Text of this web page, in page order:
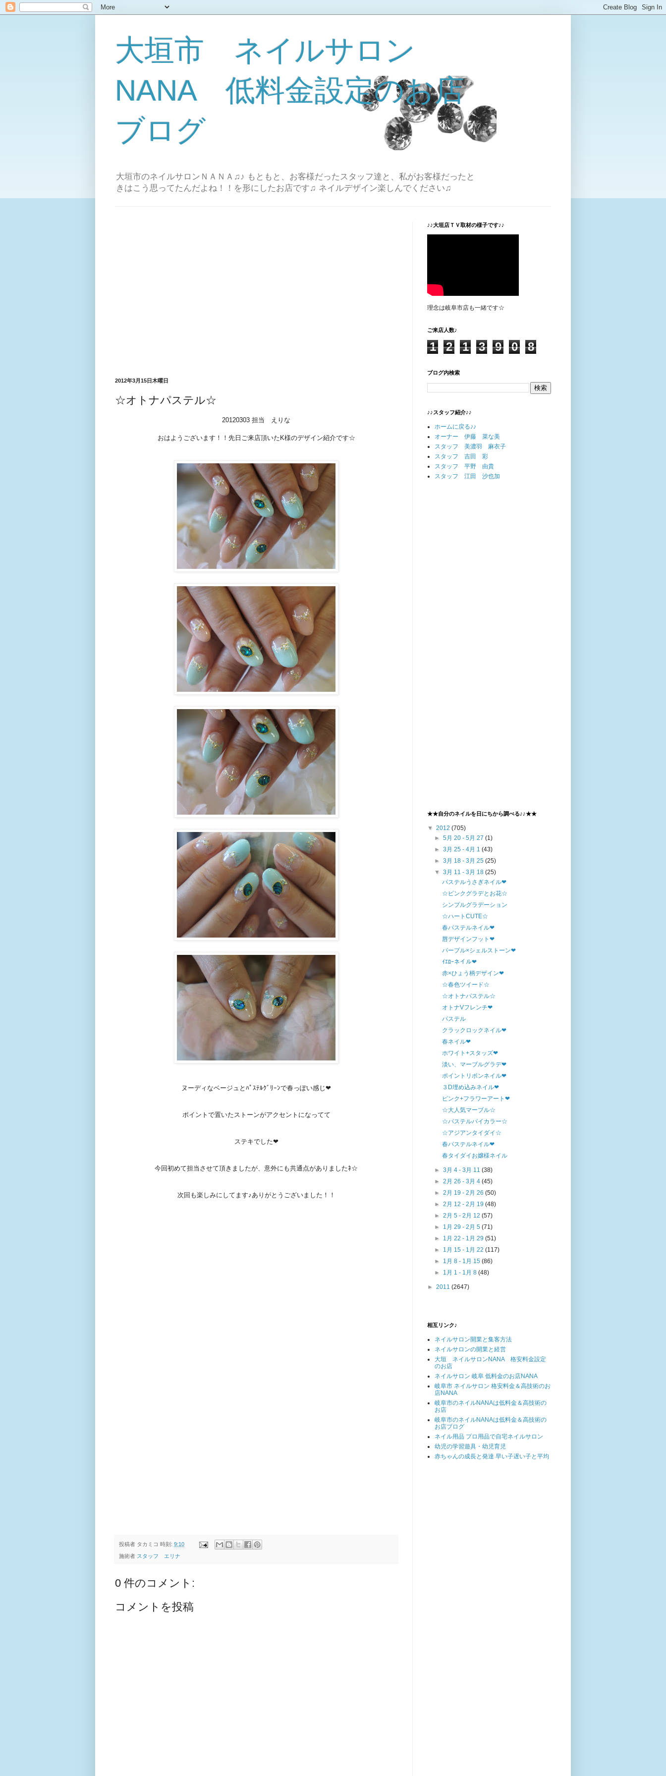
大垣市 ネイルサロン
NANA 低料金設定のお店
ブログ
大垣市のネイルサロンＮＡＮＡ♫♪ もともと、お客様だったスタッフ達と、私がお客様だったと
きはこう思ってたんだよね！！を形にしたお店です♫ ネイルデザイン楽しんでください♫
2012年3月15日木曜日
☆オトナパステル☆
20120303 担当 えりな
おはようございます！！先日ご来店頂いたK様のデザイン紹介です☆
ヌーディなベージュとﾊﾟｽﾃﾙｸﾞﾘｰﾝで春っぽい感じ❤
ポイントで置いたストーンがアクセントになってて
ステキでした❤
今回初めて担当させて頂きましたが、意外にも共通点がありましたﾈ☆
次回も楽しみにしてます♪ありがとうございました！！
投稿者 タカミコ 時刻: 9:10
施術者 スタッフ エリナ
0 件のコメント:
コメントを投稿
♪♪大垣店ＴＶ取材の様子です♪♪
理念は岐阜市店も一緒です☆
ご来店人数♪
1 2 1 3 9 0 8
ブログ内検索
♪♪スタッフ紹介♪♪
ホームに戻る♪♪
オーナー 伊藤 菜な美
スタッフ 美濃羽 麻衣子
スタッフ 吉田 彩
スタッフ 平野 由貴
スタッフ 江田 沙也加
★★自分のネイルを日にちから調べる♪♪★★
▼ 2012 (705)
►5月 20 - 5月 27(1)
►3月 25 - 4月 1(43)
►3月 18 - 3月 25(25)
▼3月 11 - 3月 18(25)
パステルうさぎネイル❤
☆ピンクグラデとお花☆
シンプルグラデーション
☆ハートCUTE☆
春パステルネイル❤
唇デザインフット❤
パープル×シェルストーン❤
ｲｴﾛｰネイル❤
赤×ひょう柄デザイン❤
☆春色ツイード☆
☆オトナパステル☆
オトナVフレンチ❤
パステル
クラックロックネイル❤
春ネイル❤
ホワイト+スタッズ❤
淡い、マーブルグラデ❤
ポイントリボンネイル❤
３D埋め込みネイル❤
ピンク+フラワーアート❤
☆大人気マーブル☆
☆パステルバイカラー☆
☆アジアンタイダイ☆
春パステルネイル❤
春タイダイお嬢様ネイル
►3月 4 - 3月 11(38)
►2月 26 - 3月 4(45)
►2月 19 - 2月 26(50)
►2月 12 - 2月 19(48)
►2月 5 - 2月 12(57)
► 1月 29 - 2月 5(71)
► 1月 22 - 1月 29(51)
► 1月 15 - 1月 22(117)
► 1月 8 - 1月 15(86)
► 1月 1 - 1月 8(48)
► 2011 (2647)
相互リンク♪
ネイルサロン開業と集客方法
ネイルサロンの開業と経営
大垣 ネイルサロンNANA 格安料金設定
のお店
ネイルサロン 岐阜 低料金のお店NANA
岐阜市 ネイルサロン 格安料金＆高技術のお
店NANA
岐阜市のネイルNANAは低料金＆高技術の
お店
岐阜市のネイルNANAは低料金＆高技術の
お店ブログ
ネイル用品 プロ用品で自宅ネイルサロン
幼児の学習遊具・幼児育児
赤ちゃんの成長と発達 早い子遅い子と平均